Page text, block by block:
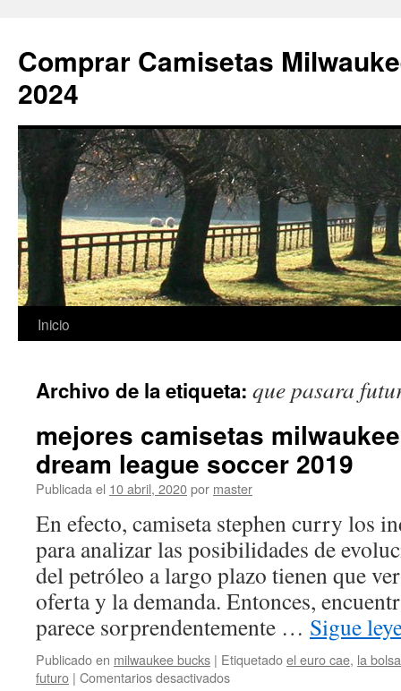
Comprar Camisetas
2024
Saltar
contenido
Inicio
Archivo de la etiqueta: que pasara
mejores camisetas
dream league soccer 2019
Publicada el 10 abril, 2020por master
En efecto, camiseta stephen curry los
para analizar las posibilidades de
del petróleo a largo plazo tienen que
oferta y la demanda. Entonces,
parece sorprendentemente … Sigue
Publicado en milwaukee bucks | Etiquetadoel euro cae, la
futuro | Comentarios desactivadosen